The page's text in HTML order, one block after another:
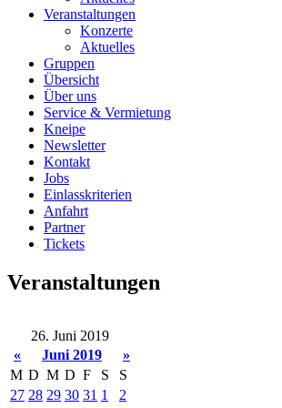
Veranstaltungen
Konzerte
Aktuelles
Gruppen
Übersicht
Über uns
Service & Vermietung
Kneipe
Newsletter
Kontakt
Jobs
Einlasskriterien
Anfahrt
Partner
Tickets
Veranstaltungen
26. Juni 2019
«
Juni 2019
»
M D M D F S
S
27 28 29 30 31 1
2